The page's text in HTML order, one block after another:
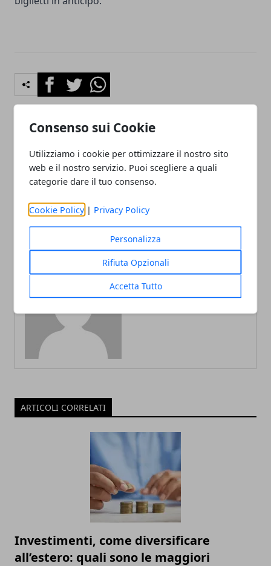
Consenso sui Cookie
Utilizziamo i cookie per ottimizzare il nostro sito
web e il nostro servizio. Puoi scegliere a quali
categorie dare il tuo consenso.
Cookie Policy | Privacy Policy
Personalizza
Rifiuta Opzionali
Accetta Tutto
FacebookTwitterWhatsapp
eventi: gli errori comuni da
evitare
di sicurezza individuale e
ARTICOLI CORRELATI
Investimenti, come diversificare
all’estero: quali sono le maggiori